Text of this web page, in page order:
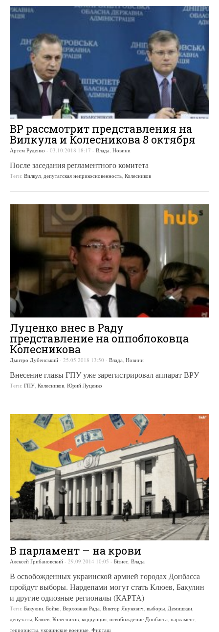
ВР рассмотрит представления на
Вилкула и Колесникова 8 октября
Артем Руденко - 03.10.2018 18:17 - Влада, Новини
После заседания регламентного комитета
Теги: Вилкул, депутатская неприкосновенность, Колесников
Луценко внес в Раду
представление на оппоблоковца
Колесникова
Дмитро Дубенський - 25.05.2018 13:50 - Влада Новини
Внесение главы ГПУ уже зарегистрировал аппарат ВРУ
Теги: ГПУ Колесников Юрий Луценко
В парламент – на крови
Алексей Грибановский - 29.09.2014 10:05 - Бізнес, Влада
В освобожденных украинской армией городах Донбасса
пройдут выборы. Нардепами могут стать Клюев, Бакулин
и другие одиозные регионалы (КАРТА)
Теги: Бакулин, Бойко, Верховная Рада, Виктор Янукович, выборы, Демишкан,
депутаты, Клюев, Колесников, коррупция, освобождение Донбасса, парламент,
террористы, украинские военные, Фирташ